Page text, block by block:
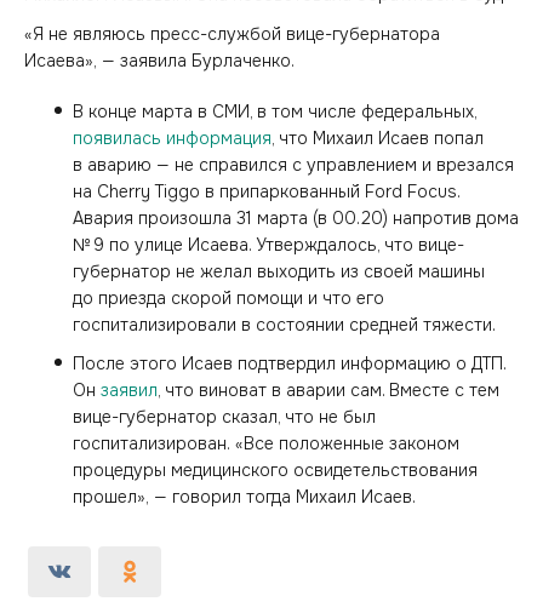
«Я не являюсь пресс-службой вице-губернатора
Исаева», — заявила Бурлаченко.
В конце марта в СМИ, в том числе федеральных,
появилась информация , что Михаил Исаев попал
в аварию — не справился с управлением и врезался
на Cherry Tiggo в припаркованный Ford Focus.
Авария произошла 31 марта (в 00.20) напротив дома
№ 9 по улице Исаева. Утверждалось, что вице-
губернатор не желал выходить из своей машины
до приезда скорой помощи и что его
госпитализировали в состоянии средней тяжести.
После этого Исаев подтвердил информацию о ДТП.
Он заявил , что виноват в аварии сам. Вместе с тем
вице-губернатор сказал, что не был
госпитализирован. «Все положенные законом
процедуры медицинского освидетельствования
прошел», — говорил тогда Михаил Исаев.